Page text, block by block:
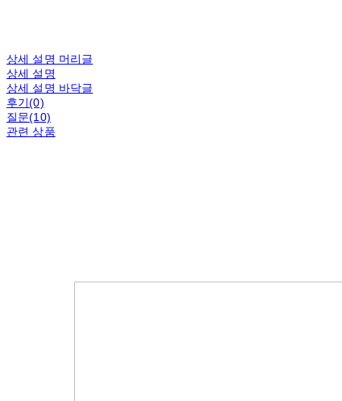
상세 설명 머리글
상세 설명
상세 설명 바닥글
후기(0)
질문(10)
관련 상품